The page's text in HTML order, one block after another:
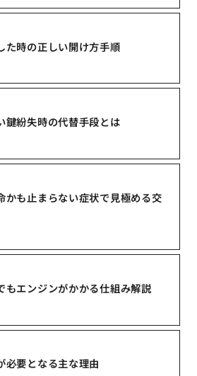
た時の正しい開け方手順
鍵紛失時の代替手段とは
かも止まらない症状で見極める交
もエンジンがかかる仕組み解説
必要となる主な理由